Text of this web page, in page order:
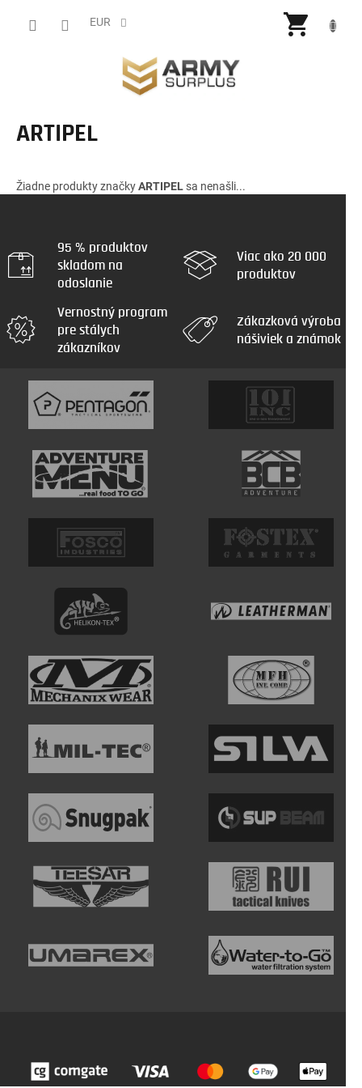
EUR
ARTIPEL
Žiadne produkty značkyARTIPEL sa nenašli...
95 % produktov
skladom na
odoslanie
Viac ako 20 000
produktov
Vernostný program
pre stálych
zákazníkov
Zákazková výroba
nášiviek a známok